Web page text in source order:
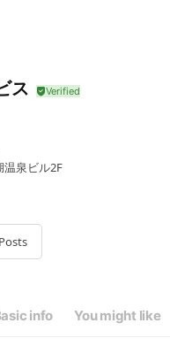
ス
温泉ビル2F
Posts
info You might like